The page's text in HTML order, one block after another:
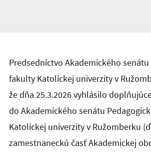
Predsedníctvo Akademického
fakulty Katolíckej univerzity v
že dňa 25.3.2026 vyhlásilo
do Akademického senátu
Katolíckej univerzity v Ružomberku
zamestnaneckú časť Akademickej